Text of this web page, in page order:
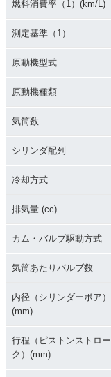
燃料消費率（1）(km/L)
測定基準（1）
原動機型式
原動機種類
気筒数
シリンダ配列
冷却方式
排気量 (cc)
カム・バルブ駆動方式
気筒あたりバルブ数
内径（シリンダーボア）
(mm)
行程（ピストンストロー
ク）(mm)